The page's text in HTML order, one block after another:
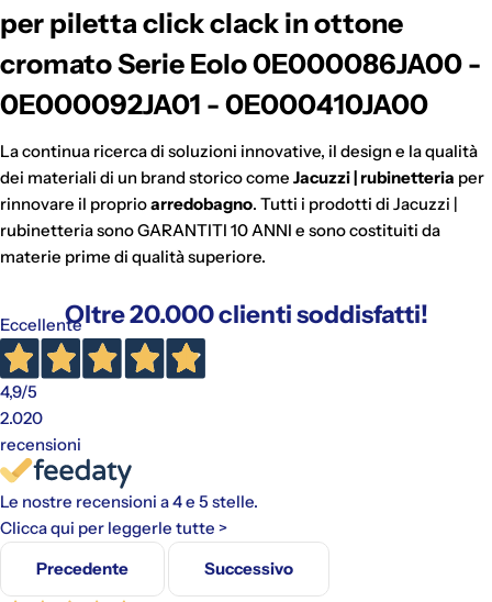
per piletta click clack in ottone
cromato Serie Eolo 0E000086JA00 -
0E000092JA01 - 0E000410JA00
La continua ricerca di soluzioni innovative, il design e la qualità
dei materiali di un brand storico come Jacuzzi | rubinetteria per
rinnovare il proprioarredobagno. Tutti i prodotti di Jacuzzi |
rubinetteria sono GARANTITI 10 ANNI e sono costituiti da
materie prime di qualità superiore.
Oltre 20.000 clienti soddisfatti!
Eccellente
4,9/5
2.020
recensioni
Le nostre recensioni a 4 e 5 stelle.
Clicca qui per leggerle tutte >
Precedente
Successivo